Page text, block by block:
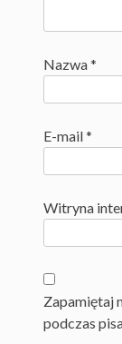
Nazwa*
E-mail*
Witryna
Zapamiętaj
podczas